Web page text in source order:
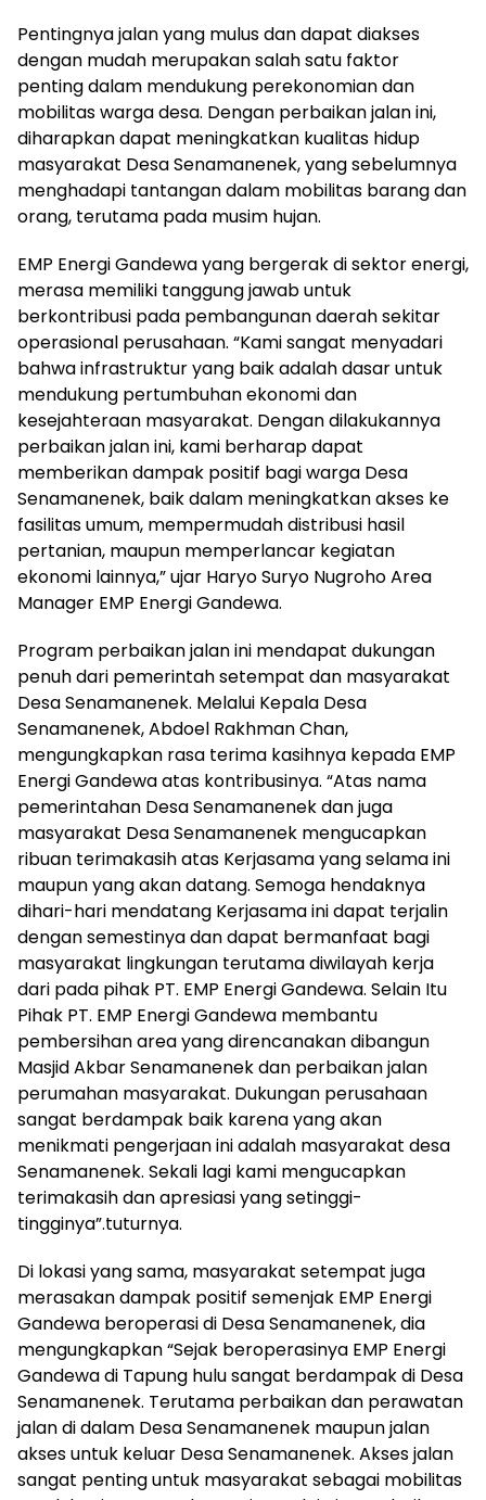
Pentingnya jalan yang mulus dan dapat diakses
dengan mudah merupakan salah satu faktor
penting dalam mendukung perekonomian dan
mobilitas warga desa. Dengan perbaikan jalan ini,
diharapkan dapat meningkatkan kualitas hidup
masyarakat Desa Senamanenek, yang sebelumnya
menghadapi tantangan dalam mobilitas barang dan
orang, terutama pada musim hujan.
EMP Energi Gandewa yang bergerak di sektor energi,
merasa memiliki tanggung jawab untuk
berkontribusi pada pembangunan daerah sekitar
operasional perusahaan. “Kami sangat menyadari
bahwa infrastruktur yang baik adalah dasar untuk
mendukung pertumbuhan ekonomi dan
kesejahteraan masyarakat. Dengan dilakukannya
perbaikan jalan ini, kami berharap dapat
memberikan dampak positif bagi warga Desa
Senamanenek, baik dalam meningkatkan akses ke
fasilitas umum, mempermudah distribusi hasil
pertanian, maupun memperlancar kegiatan
ekonomi lainnya,” ujar Haryo Suryo Nugroho Area
Manager EMP Energi Gandewa.
Program perbaikan jalan ini mendapat dukungan
penuh dari pemerintah setempat dan masyarakat
Desa Senamanenek. Melalui Kepala Desa
Senamanenek, Abdoel Rakhman Chan,
mengungkapkan rasa terima kasihnya kepada EMP
Energi Gandewa atas kontribusinya. “Atas nama
pemerintahan Desa Senamanenek dan juga
masyarakat Desa Senamanenek mengucapkan
ribuan terimakasih atas Kerjasama yang selama ini
maupun yang akan datang. Semoga hendaknya
dihari-hari mendatang Kerjasama ini dapat terjalin
dengan semestinya dan dapat bermanfaat bagi
masyarakat lingkungan terutama diwilayah kerja
dari pada pihak PT. EMP Energi Gandewa. Selain Itu
Pihak PT. EMP Energi Gandewa membantu
pembersihan area yang direncanakan dibangun
Masjid Akbar Senamanenek dan perbaikan jalan
perumahan masyarakat. Dukungan perusahaan
sangat berdampak baik karena yang akan
menikmati pengerjaan ini adalah masyarakat desa
Senamanenek. Sekali lagi kami mengucapkan
terimakasih dan apresiasi yang setinggi-
tingginya”.tuturnya.
Di lokasi yang sama, masyarakat setempat juga
merasakan dampak positif semenjak EMP Energi
Gandewa beroperasi di Desa Senamanenek, dia
mengungkapkan “Sejak beroperasinya EMP Energi
Gandewa di Tapung hulu sangat berdampak di Desa
Senamanenek. Terutama perbaikan dan perawatan
jalan di dalam Desa Senamanenek maupun jalan
akses untuk keluar Desa Senamanenek. Akses jalan
sangat penting untuk masyarakat sebagai mobilitas